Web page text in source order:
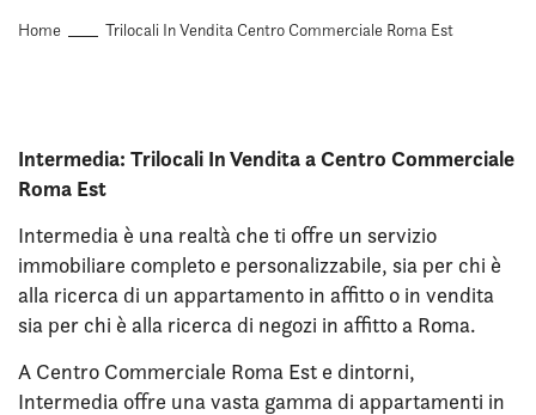
Home Trilocali In Vendita Centro Commerciale Roma Est
Intermedia: Trilocali In Vendita a Centro Commerciale
Roma Est
Intermedia è una realtà che ti offre un servizio
immobiliare completo e personalizzabile, sia per chi è
alla ricerca di un appartamento in affitto o in vendita
sia per chi è alla ricerca di negozi in affitto a Roma.
A Centro Commerciale Roma Est e dintorni,
Intermedia offre una vasta gamma di appartamenti in